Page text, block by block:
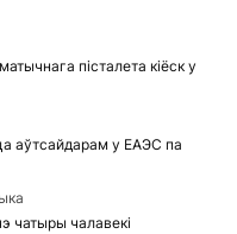
пісталета кіёск у
аўтсайдарам у ЕАЭС па
чатыры чалавекі